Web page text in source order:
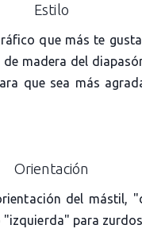
Estilo
que más te
madera del
que sea más
Orientación
del mástil,
para